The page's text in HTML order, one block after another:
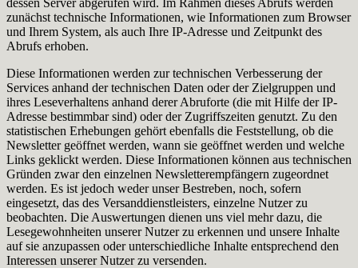
zunächst technische Informationen, wie Informationen zum Browser
und Ihrem System, als auch Ihre IP-Adresse und Zeitpunkt des
Abrufs erhoben.
Diese Informationen werden zur technischen Verbesserung der
Services anhand der technischen Daten oder der Zielgruppen und
ihres Leseverhaltens anhand derer Abruforte (die mit Hilfe der IP-
Adresse bestimmbar sind) oder der Zugriffszeiten genutzt. Zu den
statistischen Erhebungen gehört ebenfalls die Feststellung, ob die
Newsletter geöffnet werden, wann sie geöffnet werden und welche
Links geklickt werden. Diese Informationen können aus technischen
Gründen zwar den einzelnen Newsletterempfängern zugeordnet
werden. Es ist jedoch weder unser Bestreben, noch, sofern
eingesetzt, das des Versanddienstleisters, einzelne Nutzer zu
beobachten. Die Auswertungen dienen uns viel mehr dazu, die
Lesegewohnheiten unserer Nutzer zu erkennen und unsere Inhalte
auf sie anzupassen oder unterschiedliche Inhalte entsprechend den
Interessen unserer Nutzer zu versenden.